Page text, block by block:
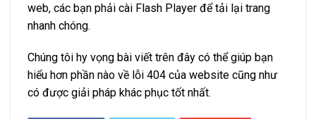
web, các bạn phải cài Flash Player để tải lại trang
nhanh chóng.
Chúng tôi hy vọng bài viết trên đây có thể giúp bạn
hiểu hơn phần nào về lỗi 404 của website cũng như
có được giải pháp khác phục tốt nhất.